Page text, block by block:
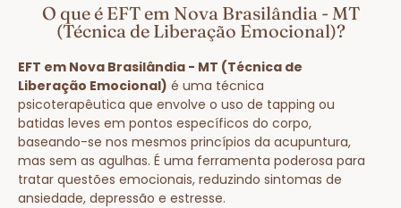
O que é EFT em Nova Brasilândia - MT
(Técnica de Liberação Emocional)?
EFT em Nova Brasilândia - MT (Técnica de
Liberação Emocional) é uma técnica
psicoterapêutica que envolve o uso de tapping ou
batidas leves em pontos específicos do corpo,
baseando-se nos mesmos princípios da acupuntura,
mas sem as agulhas. É uma ferramenta poderosa para
tratar questões emocionais, reduzindo sintomas de
ansiedade, depressão e estresse.